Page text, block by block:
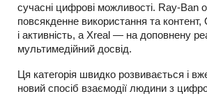
сучасні цифрові можливості. Ray-Ban
повсякденне використання та
і активність, а Xreal — на доповнену
мультимедійний досвід.
Ця категорія швидко розвивається і
новий спосіб взаємодії людини з